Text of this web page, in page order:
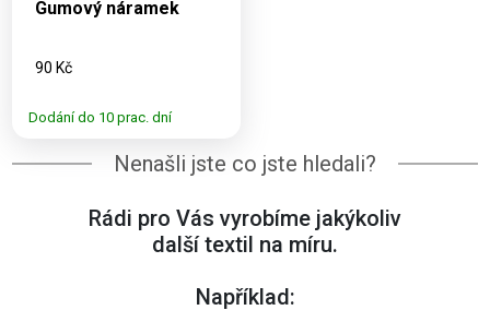
Gumový náramek
90 Kč
Dodání do 10 prac. dní
Nenašli jste co jste hledali?
Rádi pro Vás vyrobíme jakýkoliv
další textil na míru.
Například: